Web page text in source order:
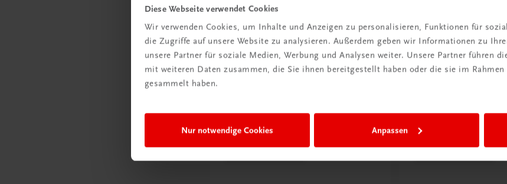
Diese Webseite verwendet Cookies
Wir verwenden Cookies, um Inhalte und Anzeigen zu personalisieren, Funktionen für
die Zugriffe auf unsere Website zu analysieren. Außerdem geben wir Informationen zu
unsere Partner für soziale Medien, Werbung und Analysen weiter. Unsere Partner führen
mit weiteren Daten zusammen, die Sie ihnen bereitgestellt haben oder die sie im
gesammelt haben.
Nur notwendige Cookies Anpassen
Schulpraxis
Mehr dazu Mehr dazu